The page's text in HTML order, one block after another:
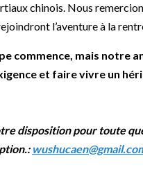
chinois. Nous
l’aventure à la
commence, mais notre
et faire vivre un
disposition pour toute